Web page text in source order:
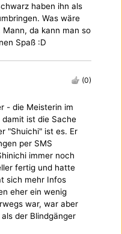
haben ihn als
Was wäre
da kann man so
Spaß :D
(0)
- die Meisterin im
damit ist die Sache
"Shuichi" ist es. Er
per SMS
immer noch
fertig und hatte
sich mehr Infos
eher ein wenig
war, war aber
der Blindgänger